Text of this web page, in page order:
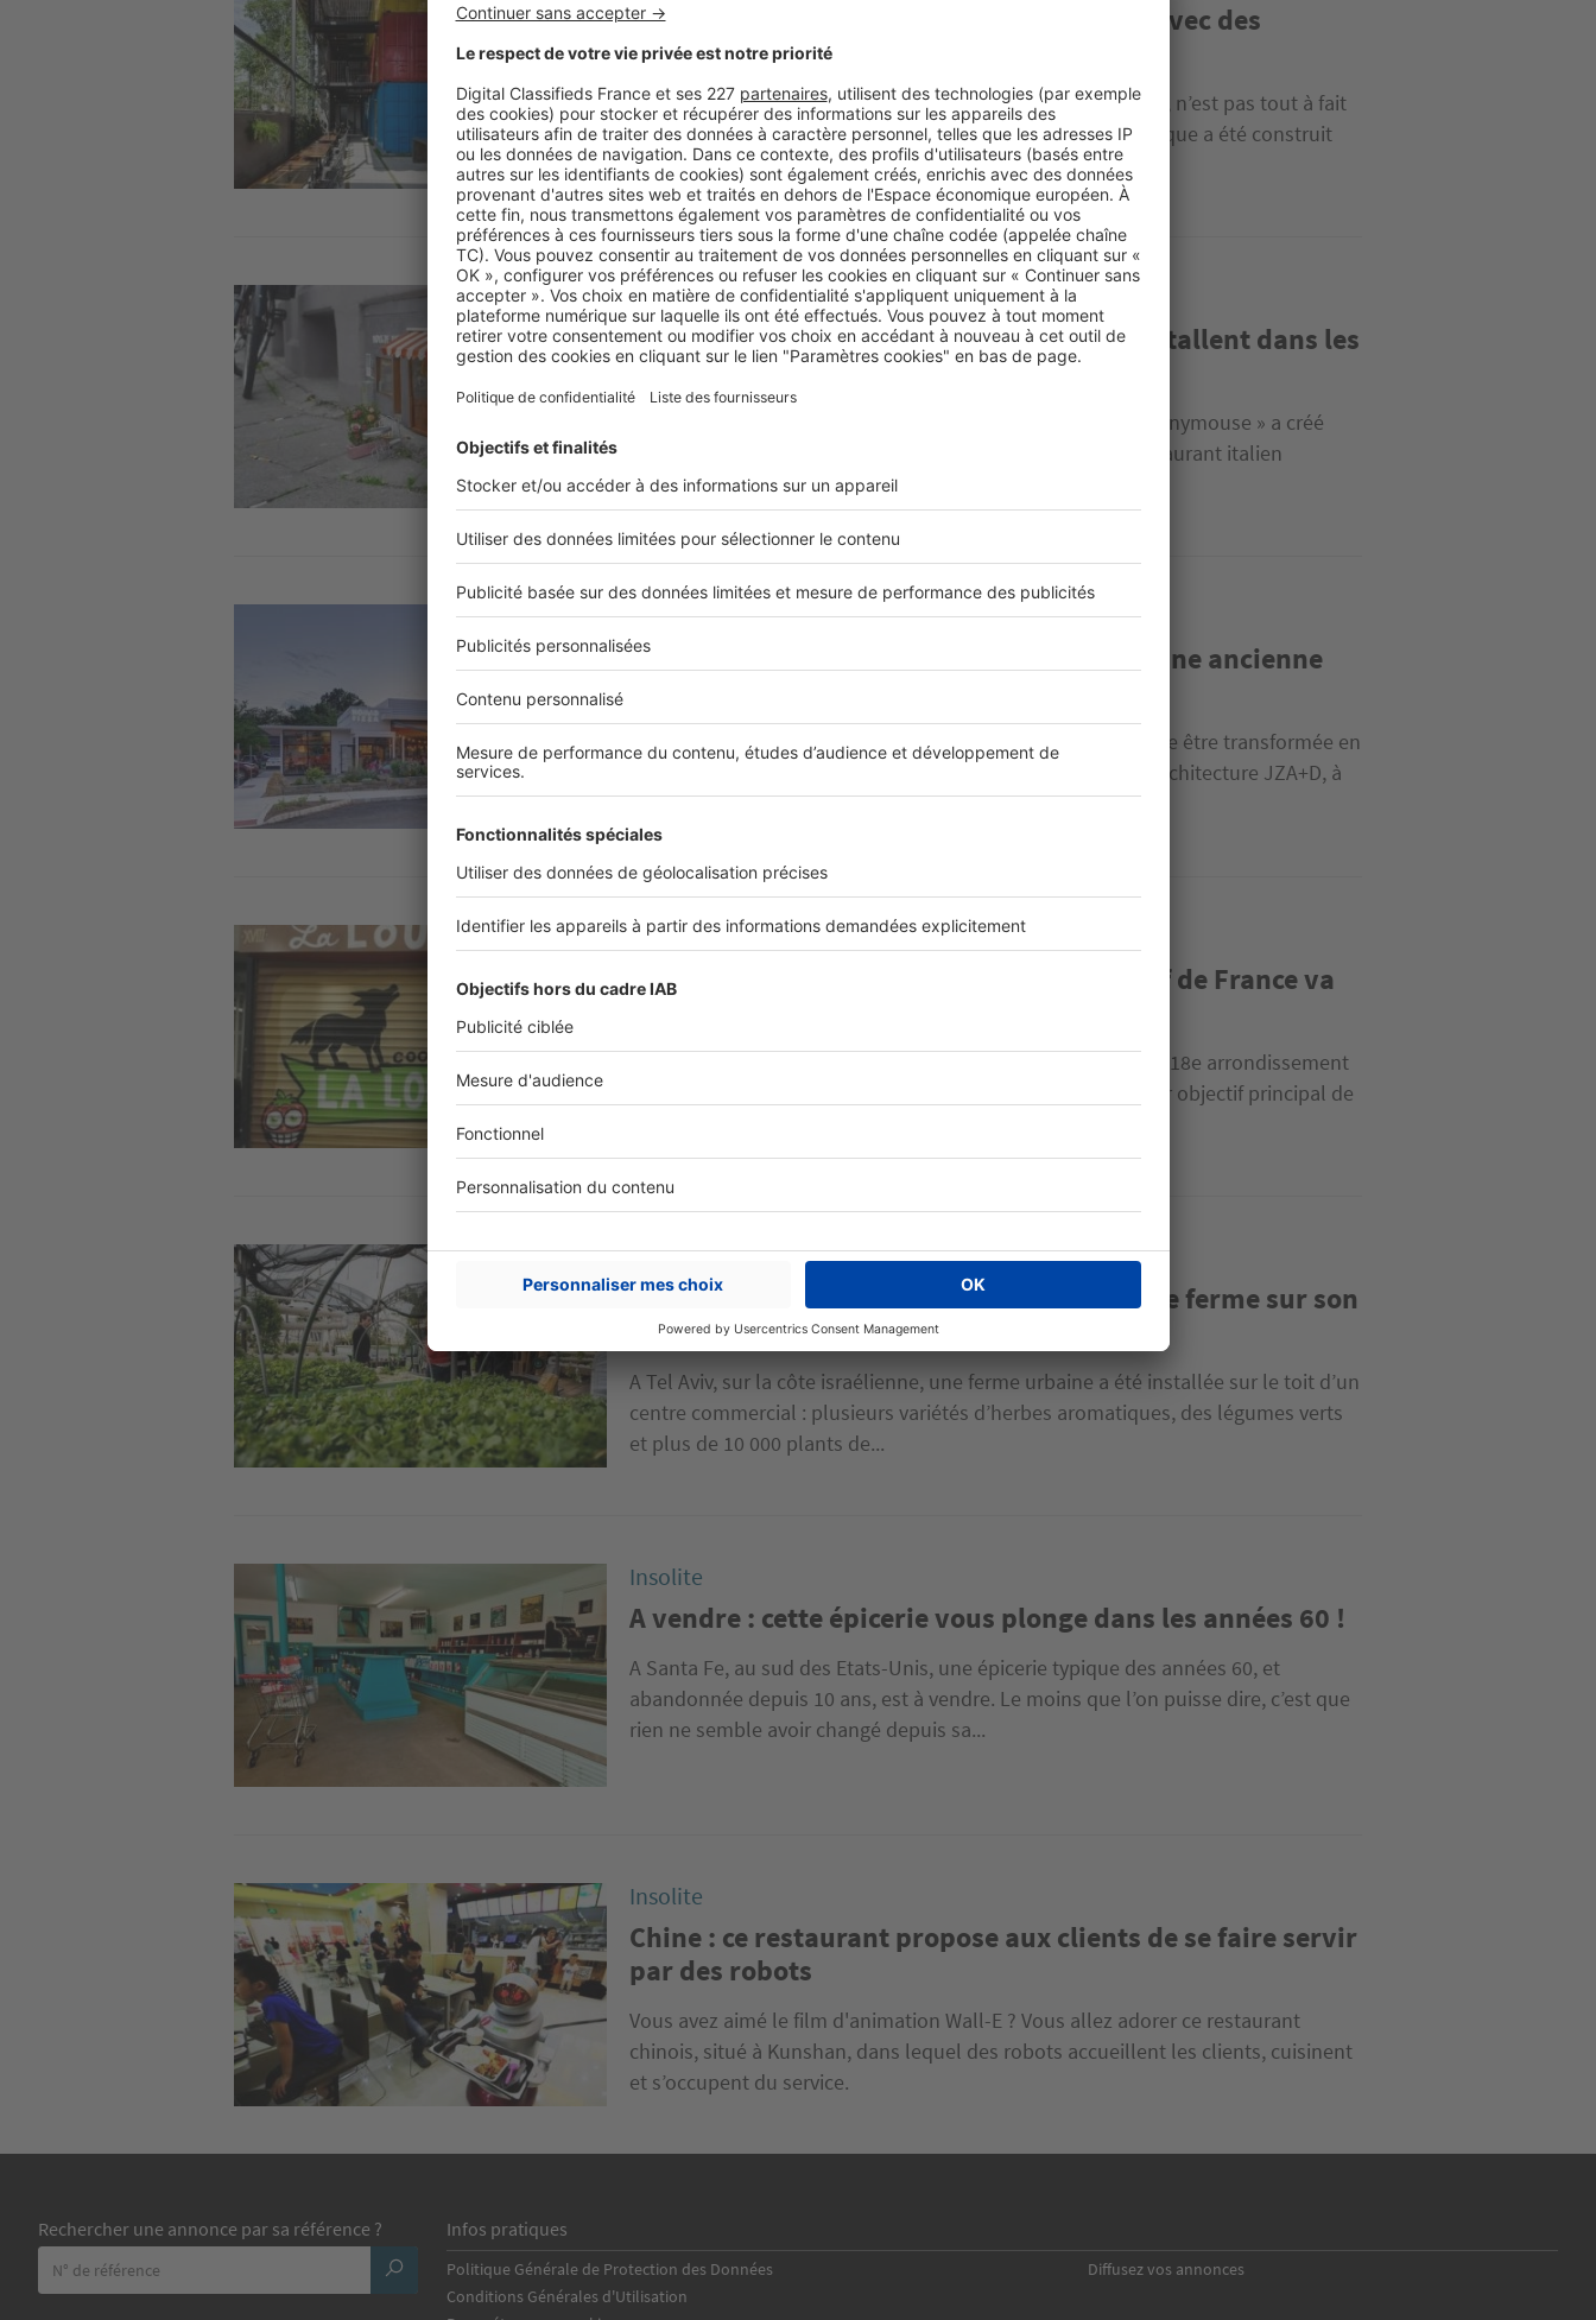
Au Vietnam, un hôtel ingénieux a été bâti avec des
conteneurs de transport
Cet hôtel situé dans la ville de Nha Trang, à l'est du Vietnam, n’est pas tout à fait
comme les autres. Baptisé Ccasa, cet établissement écologique a été construit
avec des conteneurs de transport...
Image Insolite
En Suède, des commerces pour souris s’installent dans les
rues
Dans la ville de Malmö, en Suède, le collectif d’artistes « Anonymouse » a créé
deux commerces insolites : une épicerie française et un restaurant italien
miniatures, spécialement réservés aux souris.
Insolite
États-Unis : des architectes transforment une ancienne
Difficile d’imaginer qu’une station essence désaffectée puisse être transformée en
pizzeria. C’est pourtant ce qu’a réussi à réaliser le studio d’architecture JZA+D, à
Princeton, dans le New Jersey.
Insolite
A Paris, le premier supermarché coopératif de France va
Un supermarché coopératif va bientôt être inauguré dans le 18e arrondissement
de Paris : une première en France. Baptisé La Louve, il a pour objectif principal de
Image Insolite
En Israël, un centre commercial installe une ferme sur son
toit
A Tel Aviv, sur la côte israélienne, une ferme urbaine a été installée sur le toit d’un
centre commercial : plusieurs variétés d’herbes aromatiques, des légumes verts
et plus de 10 000 plants de...
Insolite
A vendre : cette épicerie vous plonge dans les années 60 !
A Santa Fe, au sud des Etats-Unis, une épicerie typique des années 60, et
abandonnée depuis 10 ans, est à vendre. Le moins que l’on puisse dire, c’est que
rien ne semble avoir changé depuis sa...
Image Insolite
Chine : ce restaurant propose aux clients de se faire servir
par des robots
Vous avez aimé le film d'animation Wall-E ? Vous allez adorer ce restaurant
chinois, situé à Kunshan, dans lequel des robots accueillent les clients, cuisinent
et s’occupent du service.
Rechercher une annonce par sa référence ? Infos pratiques
Politique Générale de Protection des Données
Conditions Générales d'Utilisation
Diffusez vos annonces